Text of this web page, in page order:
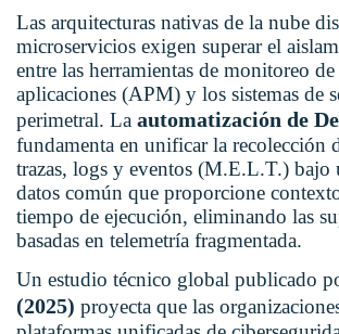
Las arquitecturas nativas de la nube
microservicios exigen superar el
entre las herramientas de monitoreo
aplicaciones (APM) y los sistemas de
perimetral. La automatización de
fundamenta en unificar la recolección
trazas, logs y eventos (M.E.L.T.) bajo
datos común que proporcione
tiempo de ejecución, eliminando las
basadas en telemetría fragmentada.
Un estudio técnico global publicado
(2025) proyecta que las